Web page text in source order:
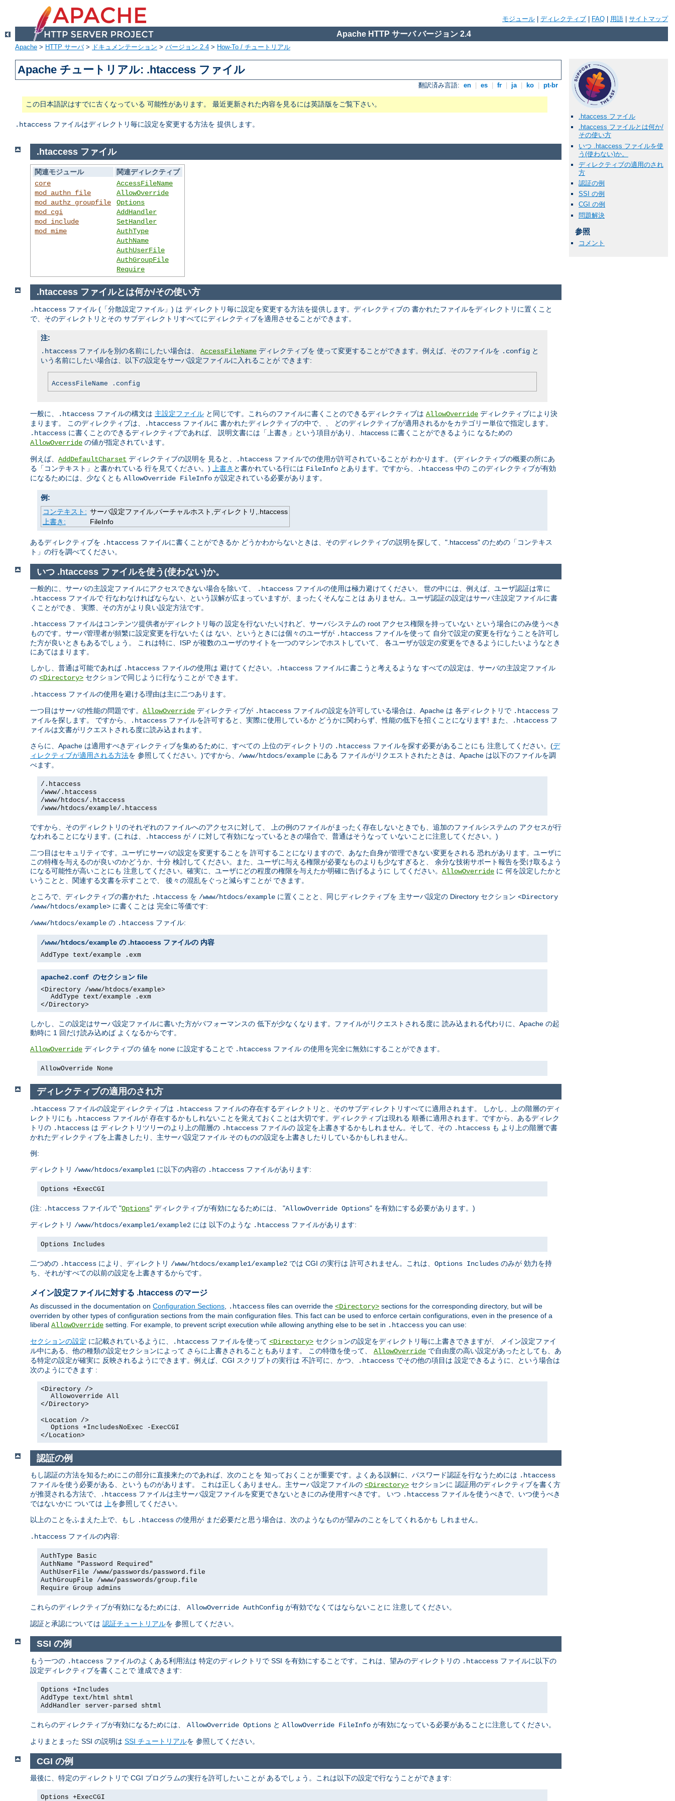
モジュール ディレクティブ FAQ 用語 サイトマップ
Apache HTTP サーバ バージョン 2.4
Apache > HTTP サーバ> ドキュメンテーション > バージョン 2.4 > How-To / チュートリアル
Apache チュートリアル: .htaccess ファイル
翻訳済み言語: en es fr ja ko pt-br
この日本語訳はすでに古くなっている 可能性があります。 最近更新された内容を見るには英語版をご覧下さい。
.htaccess ファイルはディレクトリ毎に設定を変更する方法を 提供します。
.htaccess ファイル
.htaccess ファイルとは何か/
その使い方
いつ .htaccess ファイルを使
う(使わない)か。
ディレクティブの適用のされ
方
認証の例
SSI の例
CGI の例
問題解決
参照
コメント
.htaccess ファイル
関連モジュール
関連ディレクティブ
core
mod_authn_file
mod_authz_groupfile
mod_cgi
mod_include
mod_mime
AccessFileName
AllowOverride
Options
AddHandler
SetHandler
AuthType
AuthName
AuthUserFile
AuthGroupFile
Require
.htaccess ファイルとは何か/その使い方
.htaccess ファイル (「分散設定ファイル」) は ディレクトリ毎に設定を変更する方法を提供します。ディレクティブの 書かれたファイルをディレクトリに置くこと
で、そのディレクトリとその サブディレクトリすべてにディレクティブを適用させることができます。
注:
.htaccess ファイルを別の名前にしたい場合は、 AccessFileName ディレクティブを 使って変更することができます。例えば、そのファイルを .config と
いう名前にしたい場合は、以下の設定をサーバ設定ファイルに入れることが できます:
AccessFileName .config
一般に、 .htaccess ファイルの構文は 主設定ファイル と同じです。これらのファイルに書くことのできるディレクティブは AllowOverride ディレクティブにより決
まります。 このディレクティブは、
.htaccess ファイルに 書かれたディレクティブの中で、、 どのディレクティブが適用されるかをカテゴリー単位で指定します。
.htaccess に書くことのできるディレクティブであれば、 説明文書には「上書き」という項目があり、.htaccess に書くことができるように なるための
AllowOverride の値が指定されています。
例えば、 AddDefaultCharset ディレクティブの説明を 見ると、 .htaccess ファイルでの使用が許可されていることが わかります。 (ディレクティブの概要の所にあ
る「コンテキスト」と書かれている 行を見てください。)
上書き と書かれている行には FileInfo とあります。ですから、 .htaccess 中の このディレクティブが有効
になるためには、少なくとも AllowOverride FileInfo が設定されている必要があります。
例:
コンテキスト: サーバ設定ファイル,バーチャルホスト,ディレクトリ,.htaccess
上書き:
FileInfo
あるディレクティブを .htaccess ファイルに書くことができるか どうかわからないときは、そのディレクティブの説明を探して、".htaccess" のための「コンテキス
ト」の行を調べてください。
いつ .htaccess ファイルを使う(使わない)か。
一般的に、サーバの主設定ファイルにアクセスできない場合を除いて、 .htaccess ファイルの使用は極力避けてください。 世の中には、例えば、ユーザ認証は常に
.htaccess ファイルで 行なわなければならない、という誤解が広まっていますが、まったくそんなことは ありません。ユーザ認証の設定はサーバ主設定ファイルに書
くことができ、 実際、その方がより良い設定方法です。
.htaccess ファイルはコンテンツ提供者がディレクトリ毎の 設定を行ないたいけれど、サーバシステムの root アクセス権限を持っていない という場合にのみ使うべき
ものです。サーバ管理者が頻繁に設定変更を行ないたくは ない、というときには個々のユーザが .htaccess ファイルを使って 自分で設定の変更を行なうことを許可し
た方が良いときもあるでしょう。 これは特に、ISP が複数のユーザのサイトを一つのマシンでホストしていて、 各ユーザが設定の変更をできるようにしたいようなとき
にあてはまります。
しかし、普通は可能であれば .htaccess ファイルの使用は 避けてください。 .htaccess ファイルに書こうと考えるような すべての設定は、サーバの主設定ファイル
の <Directory> セクションで同じように行なうことが できます。
.htaccess ファイルの使用を避ける理由は主に二つあります。
一つ目はサーバの性能の問題です。 AllowOverride ディレクティブが .htaccess ファイルの設定を許可している場合は、Apache は 各ディレクトリで .htaccess フ
ァイルを探します。 ですから、
.htaccess ファイルを許可すると、実際に使用しているか どうかに関わらず、性能の低下を招くことになります! また、 .htaccess フ
ァイルは文書がリクエストされる度に読み込まれます。
さらに、Apache は適用すべきディレクティブを集めるために、すべての 上位のディレクトリの .htaccess ファイルを探す必要があることにも 注意してください。(デ
ィレクティブが適用される方法を 参照してください。)ですから、 /www/htdocs/example にある ファイルがリクエストされたときは、Apache は以下のファイルを調
べます。
/.htaccess
/www/.htaccess
/www/htdocs/.htaccess
/www/htdocs/example/.htaccess
ですから、そのディレクトリのそれぞれのファイルへのアクセスに対して、 上の例のファイルがまったく存在しないときでも、追加のファイルシステムの アクセスが行
なわれることになります。(これは、
.htaccess が / に対して有効になっているときの場合で、普通はそうなって いないことに注意してください。)
二つ目はセキュリティです。ユーザにサーバの設定を変更することを 許可することになりますので、あなた自身が管理できない変更をされる 恐れがあります。ユーザに
この特権を与えるのが良いのかどうか、十分 検討してください。また、ユーザに与える権限が必要なものよりも少なすぎると、 余分な技術サポート報告を受け取るよう
になる可能性が高いことにも 注意してください。確実に、ユーザにどの程度の権限を与えたか明確に告げるように してください。 AllowOverride に 何を設定したかと
いうことと、関連する文書を示すことで、 後々の混乱をぐっと減らすことが できます。
ところで、ディレクティブの書かれた .htaccess を /www/htdocs/example に置くことと、同じディレクティブを 主サーバ設定の Directory セクション <Directory
/www/htdocs/example> に書くことは 完全に等価です:
/www/htdocs/example の .htaccess ファイル:
/www/htdocs/example の .htaccess ファイルの 内容
AddType text/example .exm
apache2.conf のセクション file
<Directory /www/htdocs/example>
AddType text/example .exm
</Directory>
しかし、この設定はサーバ設定ファイルに書いた方がパフォーマンスの 低下が少なくなります。ファイルがリクエストされる度に 読み込まれる代わりに、Apache の起
動時に 1 回だけ読み込めば よくなるからです。
AllowOverride ディレクティブの 値を none に設定することで .htaccess ファイル の使用を完全に無効にすることができます。
AllowOverride None
ディレクティブの適用のされ方
.htaccess ファイルの設定ディレクティブは .htaccess ファイルの存在するディレクトリと、そのサブディレクトリすべてに適用されます。 しかし、上の階層のディ
レクトリにも .htaccess ファイルが 存在するかもしれないことを覚えておくことは大切です。ディレクティブは現れる 順番に適用されます。ですから、あるディレク
トリの .htaccess は ディレクトリツリーのより上の階層の .htaccess ファイルの 設定を上書きするかもしれません。そして、その .htaccess も より上の階層で書
かれたディレクティブを上書きしたり、主サーバ設定ファイル そのものの設定を上書きしたりしているかもしれません。
例:
ディレクトリ /www/htdocs/example1 に以下の内容の .htaccess ファイルがあります:
Options +ExecCGI
(注: .htaccess ファイルで "Options" ディレクティブが有効になるためには、 "AllowOverride Options" を有効にする必要があります。)
ディレクトリ /www/htdocs/example1/example2 には 以下のような .htaccess ファイルがあります:
Options Includes
二つめの .htaccess により、ディレクトリ /www/htdocs/example1/example2 では CGI の実行は 許可されません。これは、 Options Includes のみが 効力を持
ち、それがすべての以前の設定を上書きするからです。
メイン設定ファイルに対する .htaccess のマージ
As discussed in the documentation on Configuration Sections .htaccess files can override the <Directory> sections for the corresponding directory, but will be
overriden by other types of configuration sections from the main configuration files. This fact can be used to enforce certain configurations, even in the presence of a
liberal AllowOverride setting. For example, to prevent script execution while allowing anything else to be set in .htaccess you can use:
セクションの設定 に記載されているように、 .htaccess ファイルを使って <Directory> セクションの設定をディレクトリ毎に上書きできますが、 メイン設定ファイ
ル中にある、他の種類の設定セクションによって さらに上書きされることもあります。 この特徴を使って、 AllowOverride で自由度の高い設定があったとしても、あ
る特定の設定が確実に 反映されるようにできます。例えば、CGI スクリプトの実行は 不許可に、かつ、
.htaccess でその他の項目は 設定できるように、という場合は
次のようにできます :
<Directory />
Allowoverride All
</Directory>
<Location />
Options +IncludesNoExec -ExecCGI
</Location>
認証の例
もし認証の方法を知るためにこの部分に直接来たのであれば、次のことを 知っておくことが重要です。よくある誤解に、パスワード認証を行なうためには .htaccess
ファイルを使う必要がある、というものがあります。 これは正しくありません。主サーバ設定ファイルの <Directory> セクションに 認証用のディレクティブを書く方
が推奨される方法で、
.htaccess ファイルは主サーバ設定ファイルを変更できないときにのみ使用すべきです。 いつ .htaccess ファイルを使うべきで、いつ使うべき
ではないかに ついては 上を参照してください。
以上のことをふまえた上で、もし .htaccess の使用が まだ必要だと思う場合は、次のようなものが望みのことをしてくれるかも しれません。
.htaccess ファイルの内容:
AuthType Basic
AuthName "Password Required"
AuthUserFile /www/passwords/password.file
AuthGroupFile /www/passwords/group.file
Require Group admins
これらのディレクティブが有効になるためには、 AllowOverride AuthConfig が有効でなくてはならないことに 注意してください。
認証と承認については 認証チュートリアルを 参照してください。
SSI の例
もう一つの .htaccess ファイルのよくある利用法は 特定のディレクトリで SSI を有効にすることです。これは、望みのディレクトリの .htaccess ファイルに以下の
設定ディレクティブを書くことで 達成できます:
Options +Includes
AddType text/html shtml
AddHandler server-parsed shtml
これらのディレクティブが有効になるためには、 AllowOverride Options と AllowOverride FileInfo が有効になっている必要があることに注意してください。
よりまとまった SSI の説明は SSI チュートリアルを 参照してください。
CGI の例
最後に、特定のディレクトリで CGI プログラムの実行を許可したいことが あるでしょう。これは以下の設定で行なうことができます:
Options +ExecCGI